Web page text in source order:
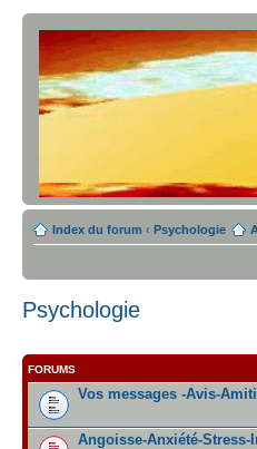
Index du forum ‹ Psychologie
Psychologie
FORUMS
Vos messages -Avis-
Angoisse-Anxiété-